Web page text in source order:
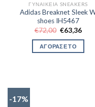
ΓΥΝΑΙΚΕΊΑ SNEAKERS
Adidas Breaknet Sleek
shoes IH5467
€72,00 Original
price
was:
€72,00.
€63,36Η
τιμή
ΑΓΟΡΑΣΕ ΤΟ
-17%